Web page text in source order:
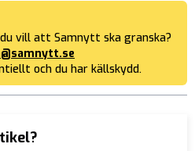
vill att Samnytt ska granska?
och du har källskydd.